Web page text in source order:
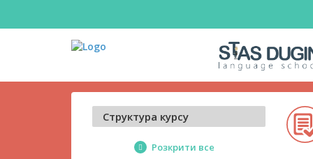
Структура курсу
Розкрити все